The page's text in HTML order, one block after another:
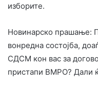
изборите.
Новинарско прашање:
вонредна состојба,
СДСМ кон вас за
пристапи ВМРО? Дали